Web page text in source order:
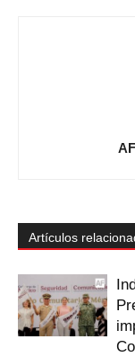
Artículos